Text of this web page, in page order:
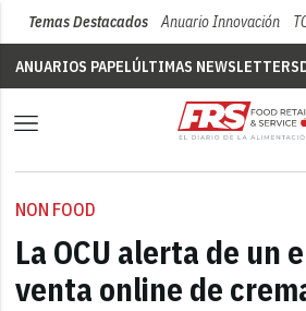
Temas Destacados Anuario Innovación
ANUARIOS PAPELÚLTIMAS NEWSLETTERS
NON FOOD
La OCU alerta de un
venta online de